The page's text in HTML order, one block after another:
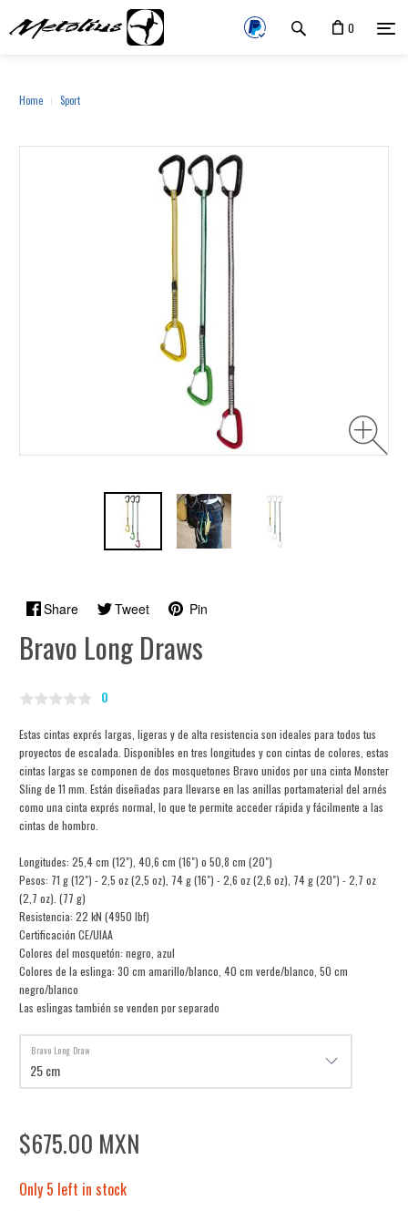
0
Home Sport
Share Tweet Pin
Bravo Long Draws
0
Estas cintas exprés largas, ligeras y de alta resistencia son ideales para todos tus
proyectos de escalada. Disponibles en tres longitudes y con cintas de colores, estas
cintas largas se componen de dos mosquetones Bravo unidos por una cinta Monster
Sling de 11 mm. Están diseñadas para llevarse en las anillas portamaterial del arnés
como una cinta exprés normal, lo que te permite acceder rápida y fácilmente a las
cintas de hombro.
Longitudes: 25,4 cm (12"), 40,6 cm (16") o 50,8 cm (20")
Pesos: 71 g (12") - 2,5 oz (2,5 oz), 74 g (16") - 2,6 oz (2,6 oz), 74 g (20") - 2,7 oz
(2,7 oz). (77 g)
Resistencia: 22 kN (4950 lbf)
Certificación CE/UIAA
Colores del mosquetón: negro, azul
Colores de la eslinga: 30 cm amarillo/blanco, 40 cm verde/blanco, 50 cm
negro/blanco
Las eslingas también se venden por separado
Bravo Long Draw
$675.00 MXN
Only 5 left in stock